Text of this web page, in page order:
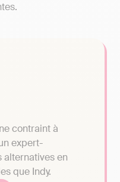
contraint à
expert-
alternatives en
que Indy.